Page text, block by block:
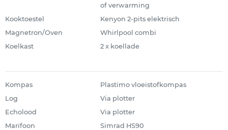
of verwarming
Kooktoestel
Kenyon 2-pits elektrisch
Magnetron/Oven
Whirlpool combi
Koelkast
2 x koellade
Kompas
Plastimo vloeistofkompas
Log
Via plotter
Echolood
Via plotter
Marifoon
Simrad HS90